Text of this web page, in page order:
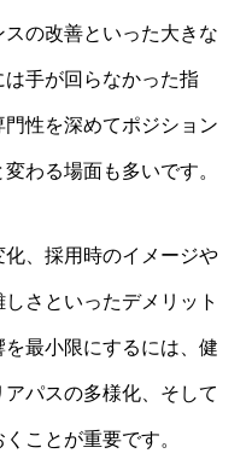
の改善といった大きな
は手が回らなかった指
性を深めてポジション
わる場面も多いです。
、採用時のイメージや
さといったデメリット
最小限にするには、健
パスの多様化、そして
ことが重要です。